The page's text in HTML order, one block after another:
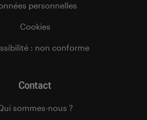
personnelles
Cookies
: non conforme
Contact
sommes-nous ?